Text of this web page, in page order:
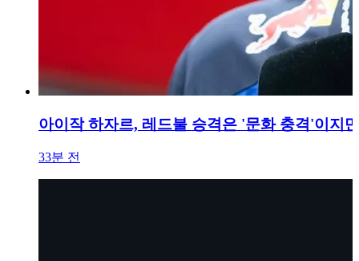
아이작 하자르, 레드불 승격은 '문화 충격'이지
33분 전